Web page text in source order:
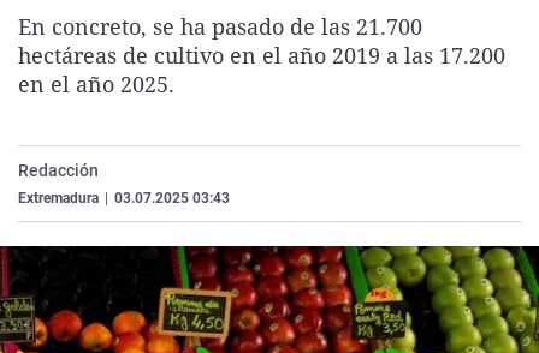
La rosa de los vientos
Gente viajera
Caso
Retornados
Operación Viuda
Extremadura
Galicia
Navarra
Virales
Televisión
En concreto, se ha pasado de las 21.700
hectáreas de cultivo en el año 2019 a las 17.200
en el año 2025.
Redacción
Extremadura 03.07.2025 03:43